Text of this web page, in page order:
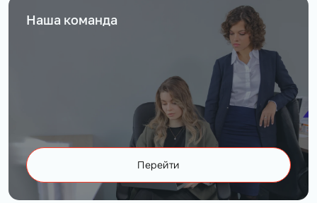
Наша команда
Перейти